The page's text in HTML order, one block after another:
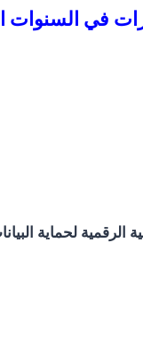
السنوات
لحماية